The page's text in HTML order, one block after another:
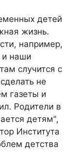
детей
жизнь.
например,
и наши
случится с
не
газеты и
Родители в
детям",
Института
детства